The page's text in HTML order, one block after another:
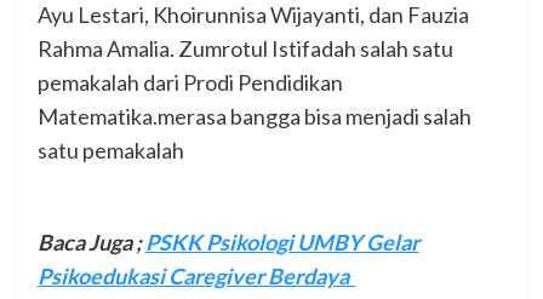
Ayu Lestari, Khoirunnisa Wijayanti, dan Fauzia
Rahma Amalia. Zumrotul Istifadah salah satu
pemakalah dari Prodi Pendidikan
Matematika.merasa bangga bisa menjadi salah
satu pemakalah
Baca Juga ;PSKK Psikologi UMBY Gelar
Psikoedukasi Caregiver Berdaya